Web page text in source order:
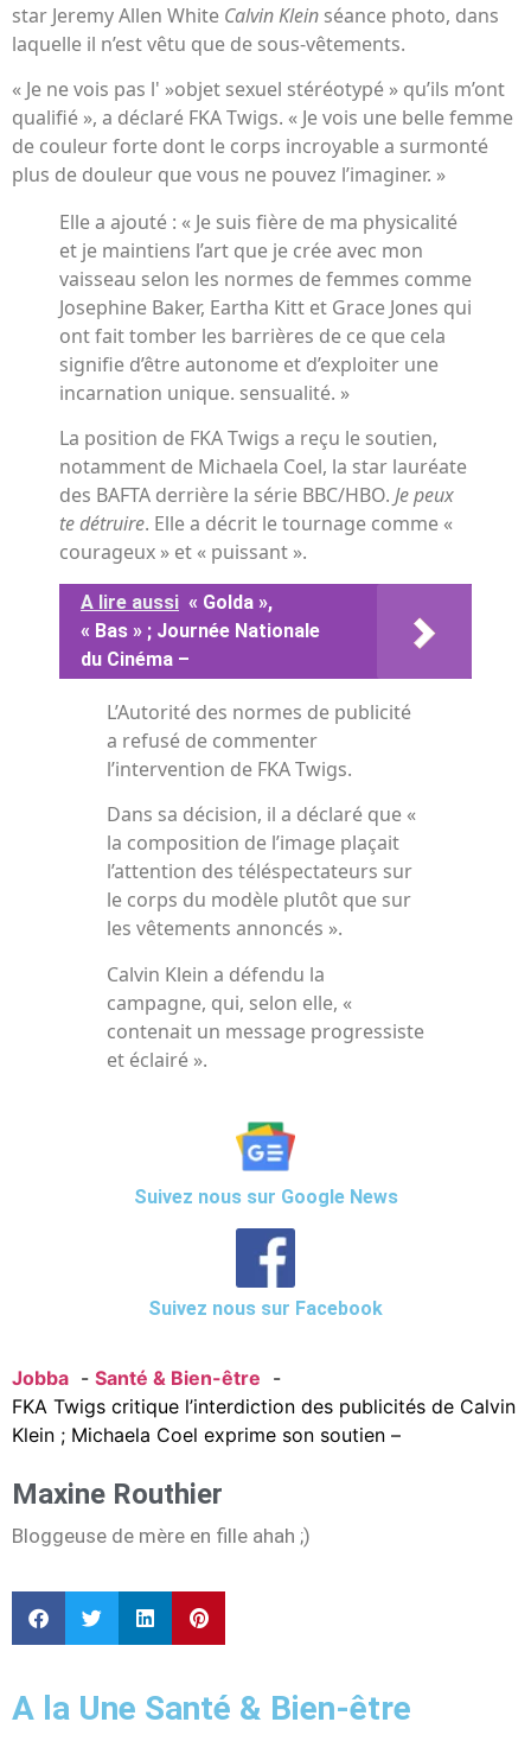
star Jeremy Allen White Calvin Klein séance photo, dans
laquelle il n’est vêtu que de sous-vêtements.
« Je ne vois pas l' »objet sexuel stéréotypé » qu’ils m’ont
qualifié », a déclaré FKA Twigs. « Je vois une belle femme
de couleur forte dont le corps incroyable a surmonté
plus de douleur que vous ne pouvez l’imaginer. »
Elle a ajouté : « Je suis fière de ma physicalité
et je maintiens l’art que je crée avec mon
vaisseau selon les normes de femmes comme
Josephine Baker, Eartha Kitt et Grace Jones qui
ont fait tomber les barrières de ce que cela
signifie d’être autonome et d’exploiter une
incarnation unique. sensualité. »
La position de FKA Twigs a reçu le soutien,
notamment de Michaela Coel, la star lauréate
des BAFTA derrière la série BBC/HBO. Je peux
te détruire. Elle a décrit le tournage comme «
courageux » et « puissant ».
A lire aussi « Golda »,
« Bas » ; Journée Nationale
du Cinéma –
L’Autorité des normes de publicité
a refusé de commenter
l’intervention de FKA Twigs.
Dans sa décision, il a déclaré que «
la composition de l’image plaçait
l’attention des téléspectateurs sur
le corps du modèle plutôt que sur
les vêtements annoncés ».
Calvin Klein a défendu la
campagne, qui, selon elle, «
contenait un message progressiste
et éclairé ».
Suivez nous sur Google News
Suivez nous sur Facebook
Jobba
Santé & Bien-être
FKA Twigs critique l’interdiction des publicités de Calvin
Klein ; Michaela Coel exprime son soutien –
Maxine Routhier
Bloggeuse de mère en fille ahah ;)
A la Une Santé & Bien-être